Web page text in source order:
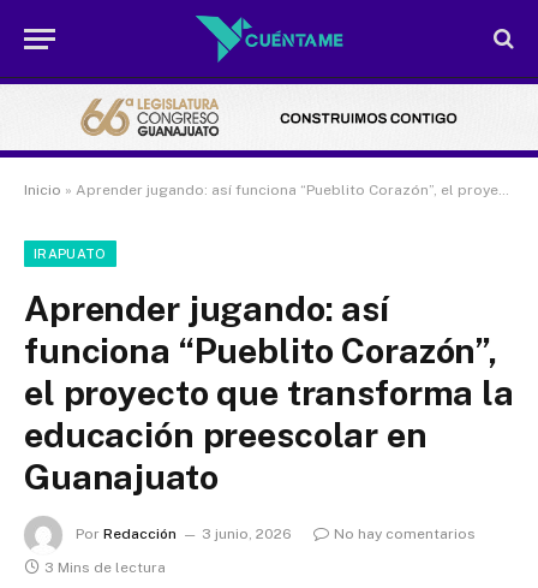
Inicio » Aprender jugando: así funciona “Pueblito Corazón”, el proyecto que transforma la educación preescolar en Guanajuato
IRAPUATO
Aprender jugando: así
funciona “Pueblito Corazón”,
el proyecto que transforma la
educación preescolar en
Guanajuato
Por Redacción 3 junio, 2026
No hay comentarios
3 Mins de lectura